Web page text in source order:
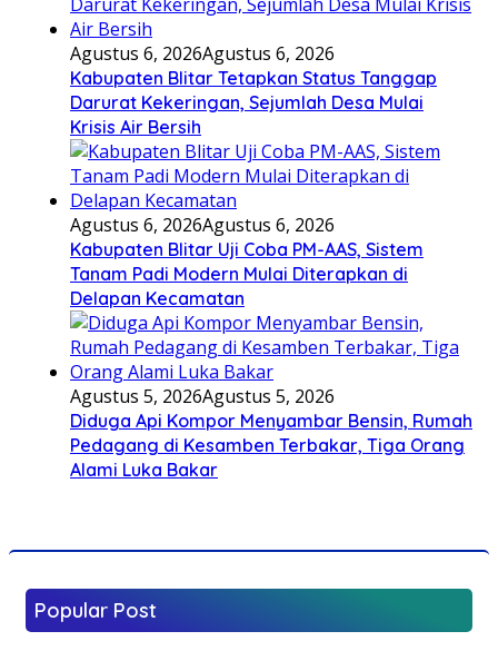
Agustus 6, 2026Agustus 6, 2026
Kabupaten Blitar Tetapkan Status Tanggap
Darurat Kekeringan, Sejumlah Desa Mulai
Krisis Air Bersih
Agustus 6, 2026Agustus 6, 2026
Kabupaten Blitar Uji Coba PM-AAS, Sistem
Tanam Padi Modern Mulai Diterapkan di
Delapan Kecamatan
Agustus 5, 2026Agustus 5, 2026
Diduga Api Kompor Menyambar Bensin, Rumah
Pedagang di Kesamben Terbakar, Tiga Orang
Alami Luka Bakar
Popular Post